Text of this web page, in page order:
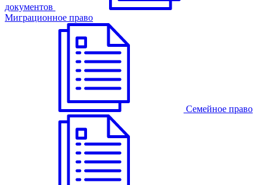
документов
Миграционное право
Семейное право